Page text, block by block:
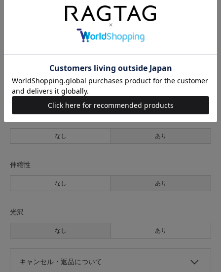
普通
なし
なし あり
伸縮性
なし あり
光沢
なし あり
キャンセル・返品について